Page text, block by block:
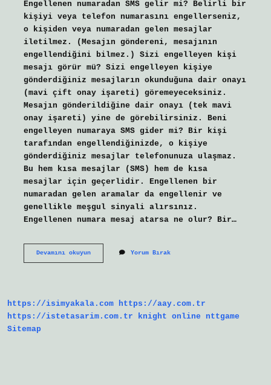
Engellenen numaradan SMS gelir mi? Belirli bir
kişiyi veya telefon numarasını engellerseniz,
o kişiden veya numaradan gelen mesajlar
iletilmez. (Mesajın göndereni, mesajının
engellendiğini bilmez.) Sizi engelleyen kişi
mesajı görür mü? Sizi engelleyen kişiye
gönderdiğiniz mesajların okunduğuna dair onayı
(mavi çift onay işareti) göremeyeceksiniz.
Mesajın gönderildiğine dair onayı (tek mavi
onay işareti) yine de görebilirsiniz. Beni
engelleyen numaraya SMS gider mi? Bir kişi
tarafından engellendiğinizde, o kişiye
gönderdiğiniz mesajlar telefonunuza ulaşmaz.
Bu hem kısa mesajlar (SMS) hem de kısa
mesajlar için geçerlidir. Engellenen bir
numaradan gelen aramalar da engellenir ve
genellikle meşgul sinyali alırsınız.
Engellenen numara mesaj atarsa ne olur? Bir…
Devamını okuyunTelefon
Mi
Yorum Bırak
https://isimyakala.com https://aay.com.tr
https://istetasarim.com.tr
knight online
nttgame
Sitemap